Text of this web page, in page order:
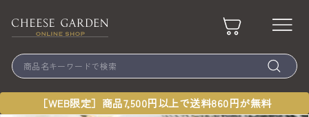
content
チ
ズ
ガ
Site
Search
商
品
［WEB限定］商品7,500円以上で送料860円が無料